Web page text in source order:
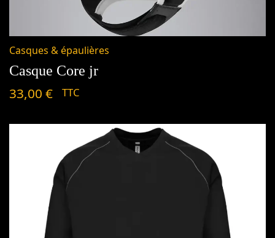
Casques & épaulières
Casque Core jr
33,00 € TTC